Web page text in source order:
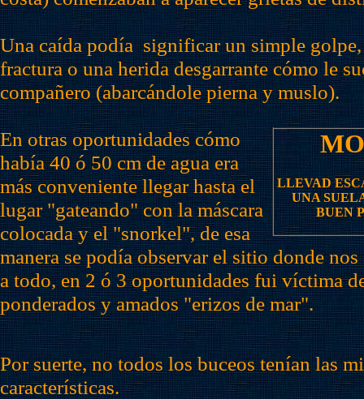
Una caída podía significar un simple golpe,
fractura o una herida desgarrante cómo le
compañero (abarcándole pierna y muslo).
LLEVAD
UNA
BUEN
En otras oportunidades cómo
había 40 ó 50 cm de agua era
más conveniente llegar hasta el
lugar "gateando" con la máscara
colocada y el "snorkel", de esa
manera se podía observar el sitio donde nos
a todo, en 2 ó 3 oportunidades fui víctima
ponderados y amados "erizos de mar".
Por suerte, no todos los buceos tenían las
características.